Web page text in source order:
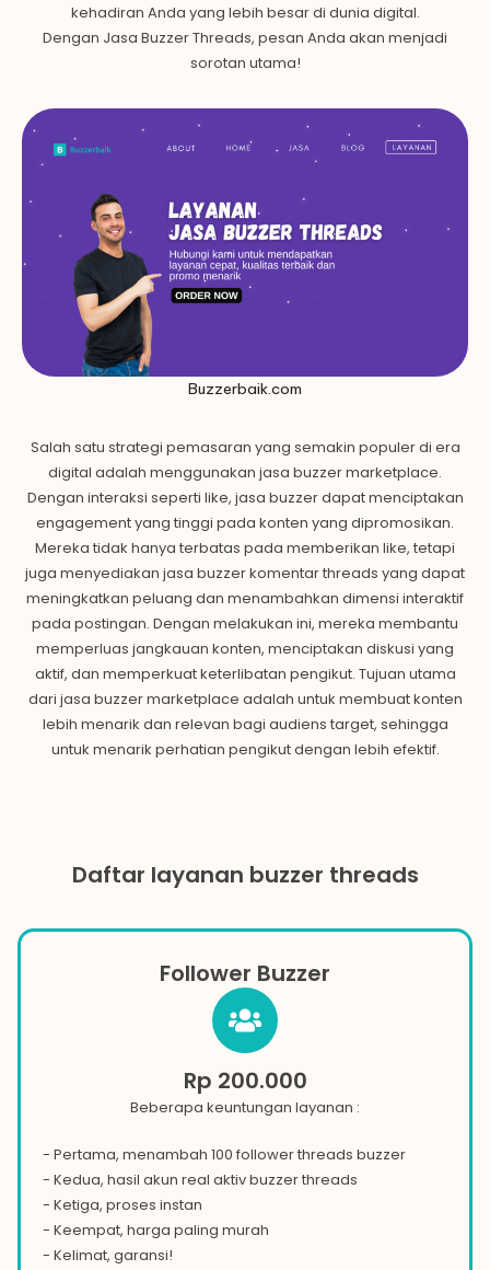
kehadiran Anda yang lebih besar di dunia digital.
Dengan Jasa Buzzer Threads, pesan Anda akan menjadi
sorotan utama!
Buzzerbaik.com
Salah satu strategi pemasaran yang semakin populer di era
digital adalah menggunakan jasa buzzer marketplace.
Dengan interaksi seperti like, jasa buzzer dapat menciptakan
engagement yang tinggi pada konten yang dipromosikan.
Mereka tidak hanya terbatas pada memberikan like, tetapi
juga menyediakan jasa buzzer komentar threads yang dapat
meningkatkan peluang dan menambahkan dimensi interaktif
pada postingan. Dengan melakukan ini, mereka membantu
memperluas jangkauan konten, menciptakan diskusi yang
aktif, dan memperkuat keterlibatan pengikut. Tujuan utama
dari jasa buzzer marketplace adalah untuk membuat konten
lebih menarik dan relevan bagi audiens target, sehingga
untuk menarik perhatian pengikut dengan lebih efektif.
Daftar layanan buzzer threads
Follower Buzzer
Rp 200.000
Beberapa keuntungan layanan :
- Pertama, menambah 100 follower threads buzzer
- Kedua, hasil akun real aktiv buzzer threads
- Ketiga, proses instan
- Keempat, harga paling murah
- Kelimat, garansi!